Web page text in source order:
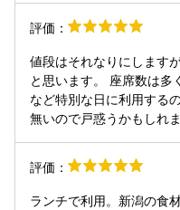
タは、もっちりした麺に
受け止め、噛むほどに旨
はしっとりやわらかく、
さは十分。二種のソース
評価：
値段はそれなりにします
と思います。 座席数は多
など特別な日に利用する
無いので戸惑うかもしれま
評価：
ランチで利用。新潟の食